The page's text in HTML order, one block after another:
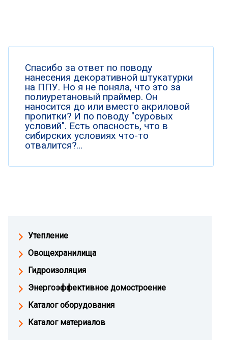
Спасибо за ответ по поводу
нанесения декоративной штукатурки
на ППУ. Но я не поняла, что это за
полиуретановый праймер. Он
наносится до или вместо акриловой
пропитки? И по поводу "суровых
условий". Есть опасность, что в
сибирских условиях что-то
отвалится?...
Утепление
Овощехранилища
Гидроизоляция
Энергоэффективное домостроение
Каталог оборудования
Каталог материалов